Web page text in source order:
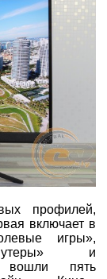
профилей,
включает в
игры»,
и
вошли пять